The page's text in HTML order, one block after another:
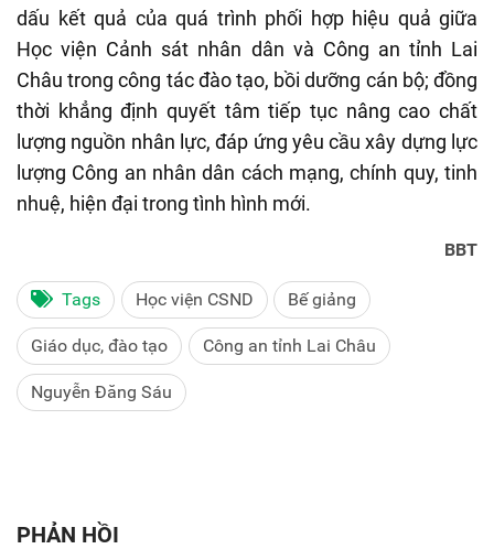
dấu kết quả của quá trình phối hợp hiệu quả giữa
Học viện Cảnh sát nhân dân và Công an tỉnh Lai
Châu trong công tác đào tạo, bồi dưỡng cán bộ; đồng
thời khẳng định quyết tâm tiếp tục nâng cao chất
lượng nguồn nhân lực, đáp ứng yêu cầu xây dựng lực
lượng Công an nhân dân cách mạng, chính quy, tinh
nhuệ, hiện đại trong tình hình mới.
BBT
Tags Học viện CSND Bế giảng
Giáo dục, đào tạo Công an tỉnh Lai Châu
Nguyễn Đăng Sáu
PHẢN HỒI